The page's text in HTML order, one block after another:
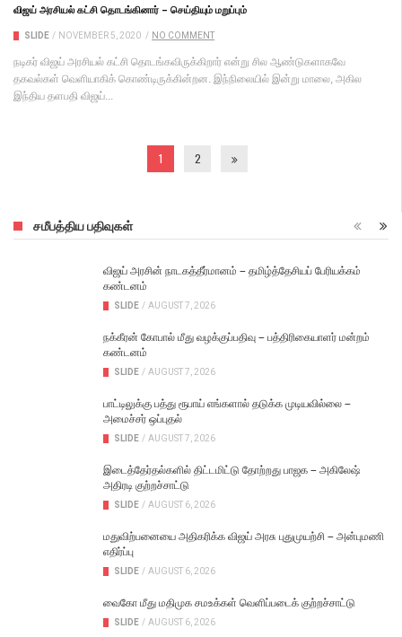
விஜய் அரசியல் கட்சி தொடங்கினார் – செய்தியும் மறுப்பும்
SLIDE / NOVEMBER 5, 2020 / NO COMMENT
நடிகர் விஜய் அரசியல் கட்சி தொடங்கவிருக்கிறார் என்று சில ஆண்டுகளாகவே
தகவல்கள் வெளியாகிக் கொண்டிருக்கின்றன. இந்நிலையில் இன்று மாலை, அகில
இந்திய தளபதி விஜய்...
1 2
சமீபத்திய பதிவுகள்
விஜய் அரசின் நாடகத்தீர்மானம் – தமிழ்த்தேசியப் பேரியக்கம்
கண்டனம்
SLIDE / AUGUST 7, 2026
நக்கீரன் கோபால் மீது வழக்குப்பதிவு – பத்திரிகையாளர் மன்றம்
கண்டனம்
SLIDE / AUGUST 7, 2026
பாட்டிலுக்கு பத்து ரூபாய் எங்களால் தடுக்க முடியவில்லை –
அமைச்சர் ஒப்புதல்
SLIDE / AUGUST 7, 2026
இடைத்தேர்தல்களில் திட்டமிட்டு தோற்றது பாஜக – அகிலேஷ்
அதிரடி குற்றச்சாட்டு
SLIDE / AUGUST 6, 2026
மதுவிற்பனையை அதிகரிக்க விஜய் அரசு புதுமுயற்சி – அன்புமணி
எதிர்ப்பு
SLIDE / AUGUST 6, 2026
வைகோ மீது மதிமுக சமஉக்கள் வெளிப்படைக் குற்றச்சாட்டு
SLIDE / AUGUST 6, 2026